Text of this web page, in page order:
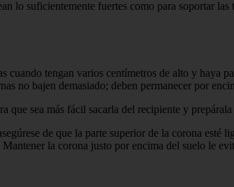
lo suficientemente fuertes como para soportar
cuando tengan varios centímetros de alto y haya
no bajen demasiado; deben permanecer por
que sea más fácil sacarla del recipiente y
de que la parte superior de la corona
la corona justo por encima del suelo le